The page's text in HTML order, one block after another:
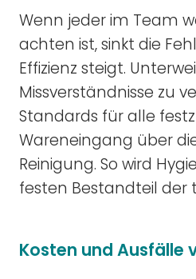
Wenn jeder im Team
achten ist, sinkt die
Effizienz steigt.
Missverständnisse zu
Standards für alle
Wareneingang über
Reinigung. So wird
festen Bestandteil der
Kosten und Ausfälle